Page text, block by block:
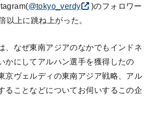
@tokyo_verdy
)のフォロワー
以上に跳ね上がった。
、なぜ東南アジアのなかでもインドネ
かにしてアルハン選手を獲得したの
京ヴェルディの東南アジア戦略、アル
ることなどについてお伺いするこの企